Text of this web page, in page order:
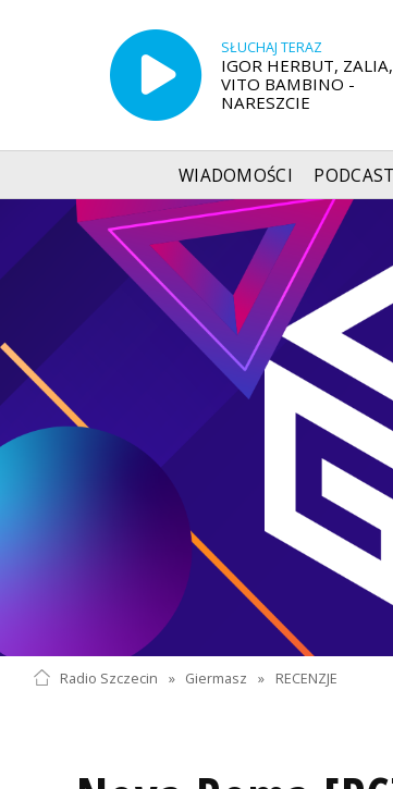
SŁUCHAJ TERAZ
IGOR HERBUT, ZALIA,
VITO BAMBINO -
NARESZCIE
WIADOMOŚCI
Radio Szczecin » Giermasz » RECENZJE